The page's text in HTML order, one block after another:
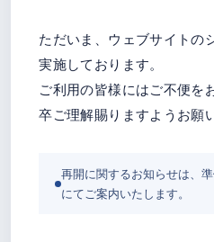
ただいま、ウェブサイトの
実施しております。
ご利用の皆様にはご不便を
卒ご理解賜りますようお願
再開に関するお知らせは、
にてご案内いたします。